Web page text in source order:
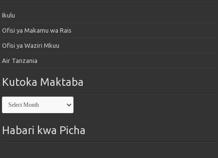
Ikulu
Ofisi ya Makamu wa Rais
Ofisi ya Waziri Mkuu
Air Tanzania
Kutoka Maktaba
Kutoka
Maktaba
Habari kwa Picha